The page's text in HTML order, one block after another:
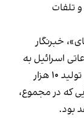
تلفات
خبرنگار
اسرائیل به
این نتیجه رسیده‌اند که تهران برنامه‌ریزی برای تولید ۱۰ هزار
که در مجموع،
بود.